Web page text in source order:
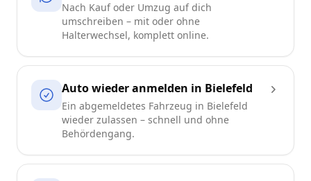
Nach Kauf oder Umzug auf dich
umschreiben – mit oder ohne
Halterwechsel, komplett online.
Auto wieder anmelden in Bielefeld
Ein abgemeldetes Fahrzeug in Bielefeld
wieder zulassen – schnell und ohne
Behördengang.